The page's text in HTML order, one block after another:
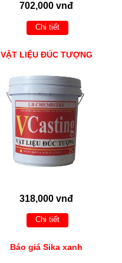
702,000 vnđ
Chi tiết
VẬT LIỆU ĐÚC TƯỢNG
318,000 vnđ
Chi tiết
Báo giá Sika xanh